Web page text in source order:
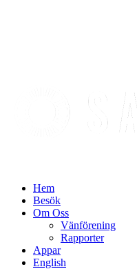
Hem
Besök
Om Oss
Vänförening
Rapporter
Appar
English